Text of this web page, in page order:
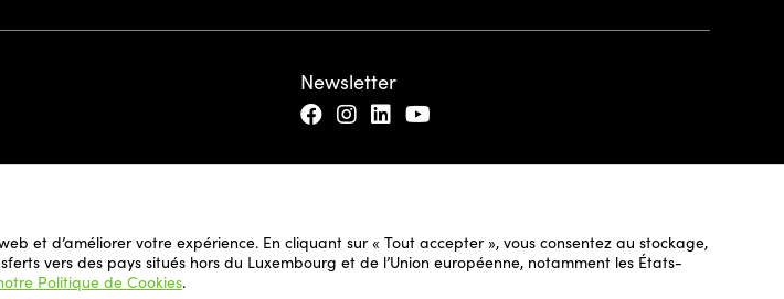
et d’améliorer votre expérience. En cliquant sur « Tout accepter », vous consentez au stockage,
vers des pays situés hors du Luxembourg et de l’Union européenne, notamment les États-
Politique de Cookies.
Newsletter
de Foire et du